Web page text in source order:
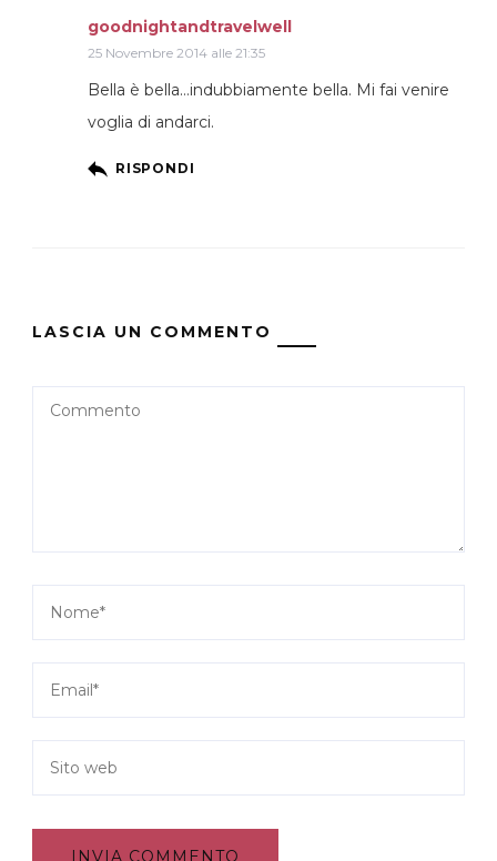
goodnightandtravelwell
25 Novembre 2014 alle 21:35
Bella è bella…indubbiamente bella. Mi fai venire
voglia di andarci.
RISPONDI
LASCIA UN COMMENTO